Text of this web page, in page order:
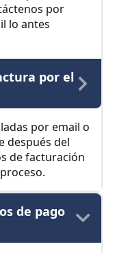
por
lo antes
por el
por email o
después del
de facturación
de pago